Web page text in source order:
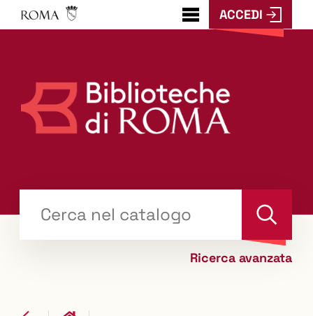
???
menu.button???
ACCEDI
il tuo libro "Catalogo"
Cerca
Ricerca avanzata